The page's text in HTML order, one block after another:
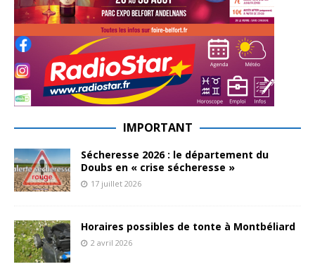
IMPORTANT
Sécheresse 2026 : le département du
Doubs en « crise sécheresse »
17 juillet 2026
Horaires possibles de tonte à Montbéliard
2 avril 2026